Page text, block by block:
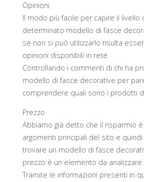
Opinioni
Il modo più facile per capire il livello
determinato modello di fasce
se non si può utilizzarlo risulta
opinioni disponibili in rete.
Controllando i commenti di chi ha
modello di fasce decorative per
comprendere quali sono i prodotti
Prezzo
Abbiamo già detto che il risparmio
argomenti principali del sito e
trovare un modello di fasce
prezzo è un elemento da
Tramite le informazioni presenti in